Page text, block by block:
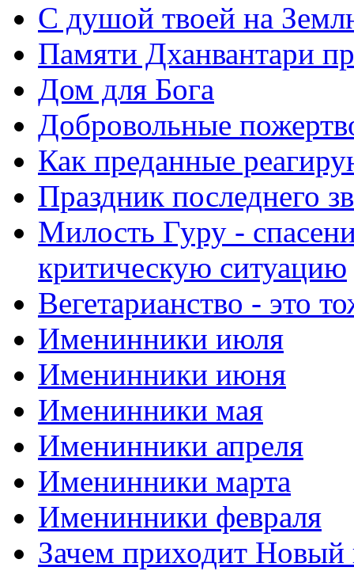
С душой твоей на
Памяти Дханвантари
Дом для Бога
Добровольные
Как преданные
Праздник последнего
Милость Гуру -
критическую ситуацию
Вегетарианство - это
Именинники июля
Именинники июня
Именинники мая
Именинники апреля
Именинники марта
Именинники февраля
Зачем приходит Новый